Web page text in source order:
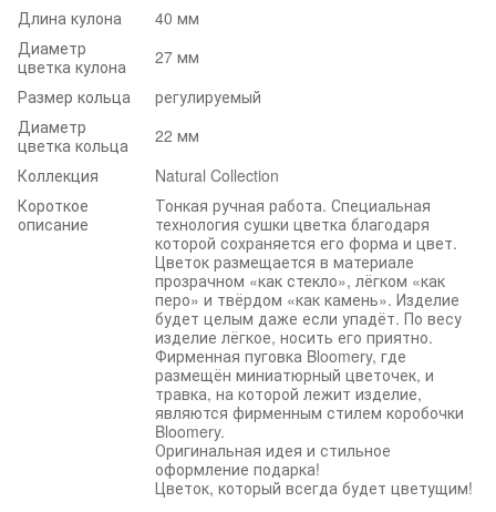
Длина кулона
40 мм
Диаметр
цветка кулона
27 мм
Размер кольца
регулируемый
Диаметр
цветка кольца
22 мм
Коллекция
Natural Collection
Короткое
описание
Тонкая ручная работа. Специальная
технология сушки цветка благодаря
которой сохраняется его форма и цвет.
Цветок размещается в материале
прозрачном «как стекло», лёгком «как
перо» и твёрдом «как камень». Изделие
будет целым даже если упадёт. По весу
изделие лёгкое, носить его приятно.
Фирменная пуговка Bloomery, где
размещён миниатюрный цветочек, и
травка, на которой лежит изделие,
являются фирменным стилем коробочки
Bloomery.
Оригинальная идея и стильное
оформление подарка!
Цветок, который всегда будет цветущим!